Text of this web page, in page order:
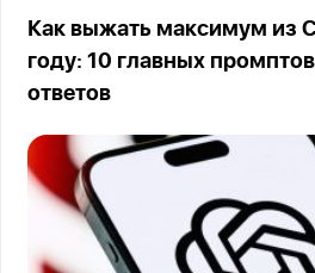
Как выжать максимум из
году: 10 главных
ответов